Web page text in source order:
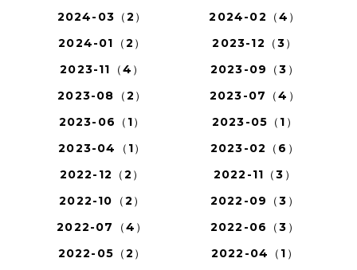
2024-03（2）
2024-02（4）
2024-01（2）
2023-12（3）
2023-11（4）
2023-09（3）
2023-08（2）
2023-07（4）
2023-06（1）
2023-05（1）
2023-04（1）
2023-02（6）
2022-12（2）
2022-11（3）
2022-10（2）
2022-09（3）
2022-07（4）
2022-06（3）
2022-05（2）
2022-04（1）